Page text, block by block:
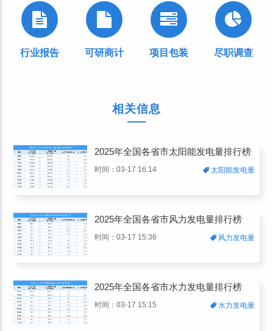
行业报告 可研商计 项目包装 尽职调查
相关信息
2025年全国各省市太阳能发电量排行榜
时间：03-17 16:14 太阳能发电量
2025年全国各省市风力发电量排行榜
时间：03-17 15:36 风力发电量
2025年全国各省市水力发电量排行榜
时间：03-17 15:15 水力发电量